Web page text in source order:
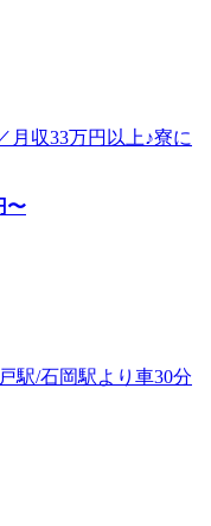
収33万円以上♪寮に
〜
駅/石岡駅より車30分